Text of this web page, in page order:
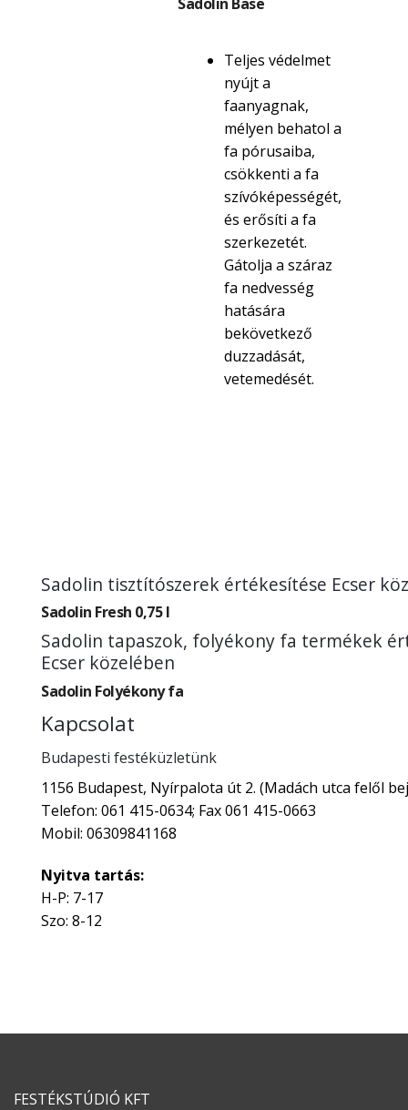
Teljes védelmet
nyújt a
faanyagnak,
mélyen behatol a
fa pórusaiba,
csökkenti a fa
szívóképességét,
és erősíti a fa
szerkezetét.
Gátolja a száraz
fa nedvesség
hatására
bekövetkező
duzzadását,
vetemedését.
Sadolin tisztítószerek értékesítése Ecser
Sadolin Fresh 0,75 l
Sadolin tapaszok, folyékony fa termékek
Ecser közelében
Sadolin Folyékony fa
Kapcsolat
Budapesti festéküzletünk
1156 Budapest, Nyírpalota út 2. (Madách utca felől
Telefon: 061 415-0634; Fax 061 415-0663
Mobil: 06309841168
Nyitva tartás:
H-P: 7-17
Szo: 8-12
FESTÉKSTÚDIÓ KFT